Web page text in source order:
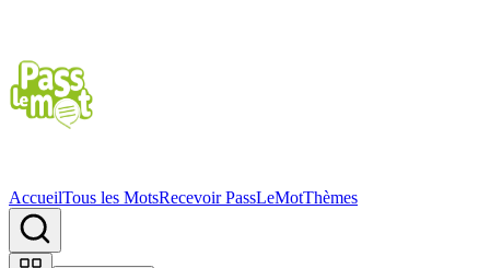
AccueilTous les MotsRecevoir PassLeMotThèmes